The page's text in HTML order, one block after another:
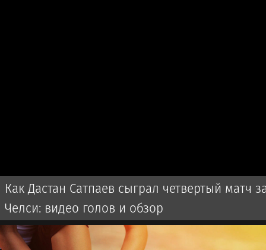
Как Дастан Сатпаев сыграл четвертый матч
Челси: видео голов и обзор